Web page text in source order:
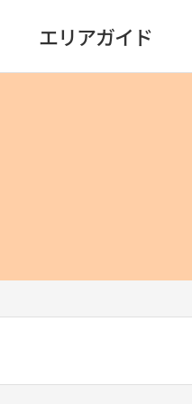
エリアガイド